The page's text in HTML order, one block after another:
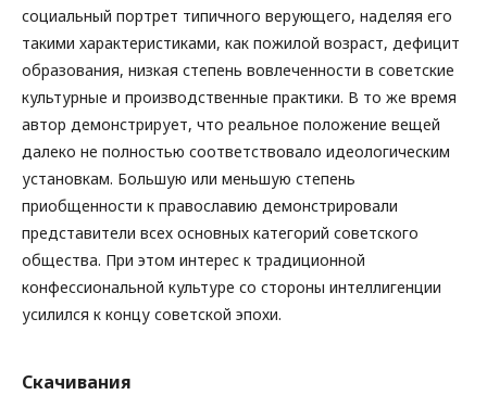
социальный портрет типичного верующего, наделяя его
такими характеристиками, как пожилой возраст, дефицит
образования, низкая степень вовлеченности в советские
культурные и производственные практики. В то же время
автор демонстрирует, что реальное положение вещей
далеко не полностью соответствовало идеологическим
установкам. Большую или меньшую степень
приобщенности к православию демонстрировали
представители всех основных категорий советского
общества. При этом интерес к традиционной
конфессиональной культуре со стороны интеллигенции
усилился к концу советской эпохи.
Скачивания